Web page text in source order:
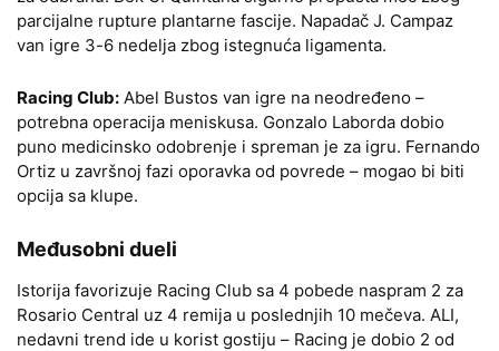
parcijalne rupture plantarne fascije. Napadač J. Campaz
van igre 3-6 nedelja zbog istegnuća ligamenta.
Racing Club: Abel Bustos van igre na neodređeno –
potrebna operacija meniskusa. Gonzalo Laborda dobio
puno medicinsko odobrenje i spreman je za igru. Fernando
Ortiz u završnoj fazi oporavka od povrede – mogao bi biti
opcija sa klupe.
Međusobni dueli
Istorija favorizuje Racing Club sa 4 pobede naspram 2 za
Rosario Central uz 4 remija u poslednjih 10 mečeva. ALI,
nedavni trend ide u korist gostiju – Racing je dobio 2 od